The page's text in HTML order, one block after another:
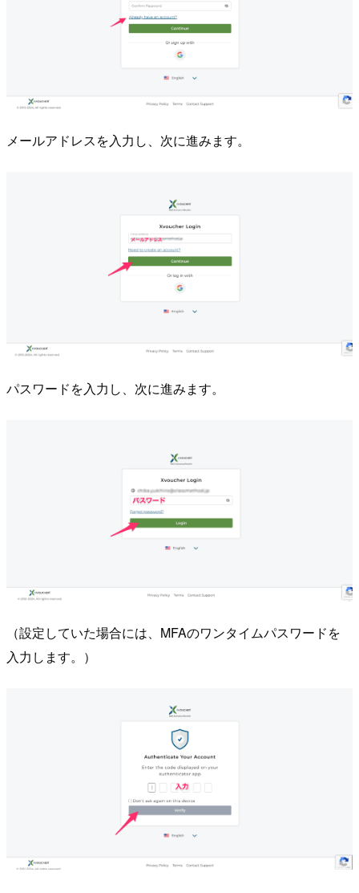
メールアドレスを入力し、次に進みます。
パスワードを入力し、次に進みます。
（設定していた場合には、MFAのワンタイムパスワードを
入力します。）